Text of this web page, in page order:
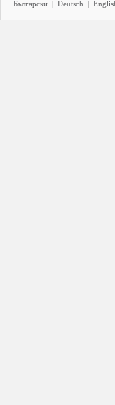
Български | Deutsch |